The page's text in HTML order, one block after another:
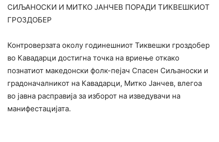
СИЉАНОСКИ И МИТКО ЈАНЧЕВ ПОРАДИ ТИКВЕШКИОТ
ГРОЗДОБЕР
Контроверзата околу годинешниот Тиквешки гроздобер
во Кавадарци достигна точка на вриење откако
познатиот македонски фолк-пејач Спасен Сиљаноски и
градоначалникот на Кавадарци, Митко Јанчев, влегоа
во јавна расправија за изборот на изведувачи на
манифестацијата.